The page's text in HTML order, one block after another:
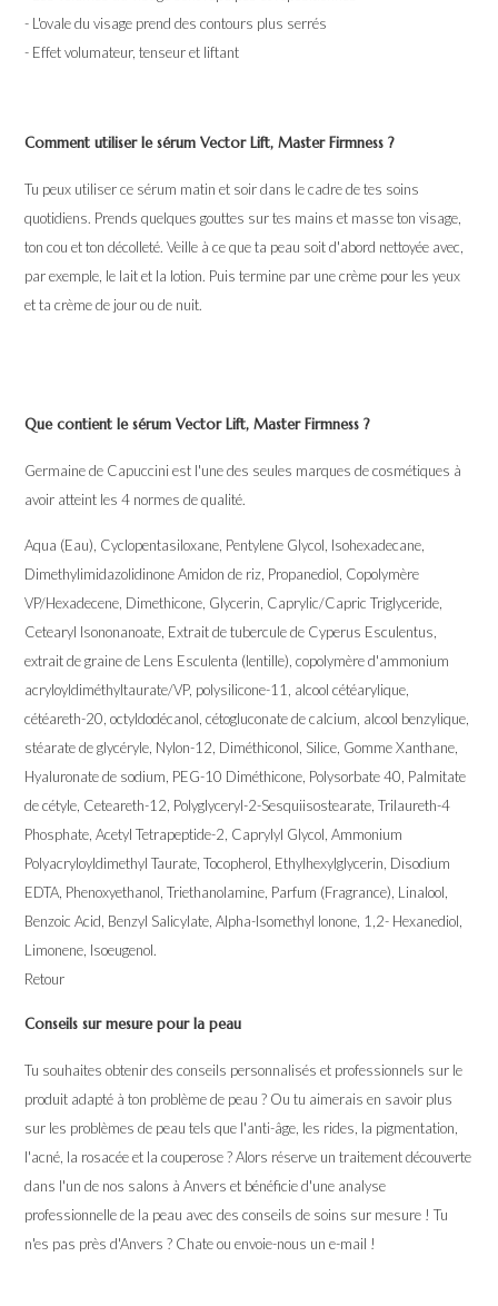
- L'ovale du visage prend des contours plus serrés
- Effet volumateur, tenseur et liftant
Comment utiliser le sérum Vector Lift, Master Firmness ?
Tu peux utiliser ce sérum matin et soir dans le cadre de tes soins
quotidiens. Prends quelques gouttes sur tes mains et masse ton visage,
ton cou et ton décolleté. Veille à ce que ta peau soit d'abord nettoyée avec,
par exemple, le lait et la lotion. Puis termine par une crème pour les yeux
et ta crème de jour ou de nuit.
Que contient le sérum Vector Lift, Master Firmness ?
Germaine de Capuccini est l'une des seules marques de cosmétiques à
avoir atteint les 4 normes de qualité.
Aqua (Eau), Cyclopentasiloxane, Pentylene Glycol, Isohexadecane,
Dimethylimidazolidinone Amidon de riz, Propanediol, Copolymère
VP/Hexadecene, Dimethicone, Glycerin, Caprylic/Capric Triglyceride,
Cetearyl Isononanoate, Extrait de tubercule de Cyperus Esculentus,
extrait de graine de Lens Esculenta (lentille), copolymère d'ammonium
acryloyldiméthyltaurate/VP, polysilicone-11, alcool cétéarylique,
cétéareth-20, octyldodécanol, cétogluconate de calcium, alcool benzylique,
stéarate de glycéryle, Nylon-12, Diméthiconol, Silice, Gomme Xanthane,
Hyaluronate de sodium, PEG-10 Diméthicone, Polysorbate 40, Palmitate
de cétyle, Ceteareth-12, Polyglyceryl-2-Sesquiisostearate, Trilaureth-4
Phosphate, Acetyl Tetrapeptide-2, Caprylyl Glycol, Ammonium
Polyacryloyldimethyl Taurate, Tocopherol, Ethylhexylglycerin, Disodium
EDTA, Phenoxyethanol, Triethanolamine, Parfum (Fragrance), Linalool,
Benzoic Acid, Benzyl Salicylate, Alpha-Isomethyl Ionone, 1,2- Hexanediol,
Limonene, Isoeugenol.
Retour
Conseils sur mesure pour la peau
Tu souhaites obtenir des conseils personnalisés et professionnels sur le
produit adapté à ton problème de peau ? Ou tu aimerais en savoir plus
sur les problèmes de peau tels que l'anti-âge, les rides, la pigmentation,
l'acné, la rosacée et la couperose ? Alors réserve un traitement découverte
dans l'un de nos salons à Anvers et bénéficie d'une analyse
professionnelle de la peau avec des conseils de soins sur mesure ! Tu
n'es pas près d'Anvers ? Chate ou envoie-nous un e-mail !